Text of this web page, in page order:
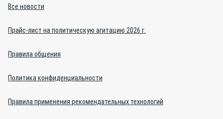
Все новости
Прайс-лист на политическую агитацию 2026 г.
Правила общения
Политика конфиденциальности
Правила применения рекомендательных технологий